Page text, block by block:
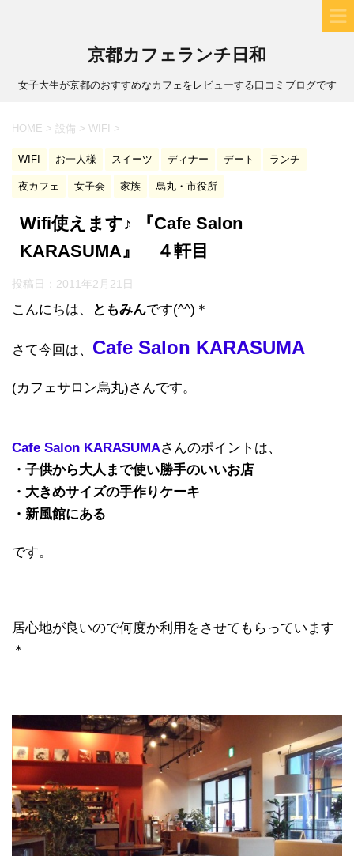
京都カフェランチ日和
女子大生が京都のおすすめなカフェをレビューする口コミブログです
HOME > 設備 > WIFI >
WIFI お一人様 スイーツ ディナー デート ランチ
夜カフェ 女子会 家族 烏丸・市役所
Wifi使えます♪ 『Cafe Salon
KARASUMA』 ４軒目
投稿日： 2011年2月21日
こんにちは、 ともみんです(^^)＊
さて今回は、 Cafe Salon KARASUMA
(カフェサロン烏丸)さんです。
Cafe Salon KARASUMAさんのポイント は、
・子供から大人まで使い勝手のいいお店
・大きめサイズの手作りケーキ
・新風館にある
です。
居心地が良いので何度か利用をさせてもらっています
＊